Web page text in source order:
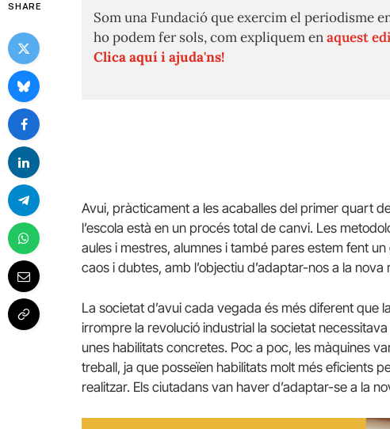
SHARE
Som una Fundació que exercim el periodisme
ho podem fer sols, com expliquem enaquest
Clica aquí i ajuda'ns!
Avui, pràcticament a les acaballes del primer quart
l’escola està en un procés total de canvi. Les
aules i mestres, alumnes i també pares estem fent
caos i dubtes, amb l’objectiu d’adaptar-nos a la
La societat d’avui cada vegada és més diferent que
irrompre la revolució industrial la societat
unes habilitats concretes. Poc a poc, les màquines
treball, ja que posseïen habilitats molt més eficients
realitzar. Els ciutadans van haver d’adaptar-se a la